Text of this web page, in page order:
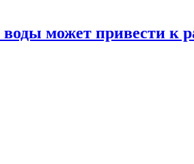
может привести к